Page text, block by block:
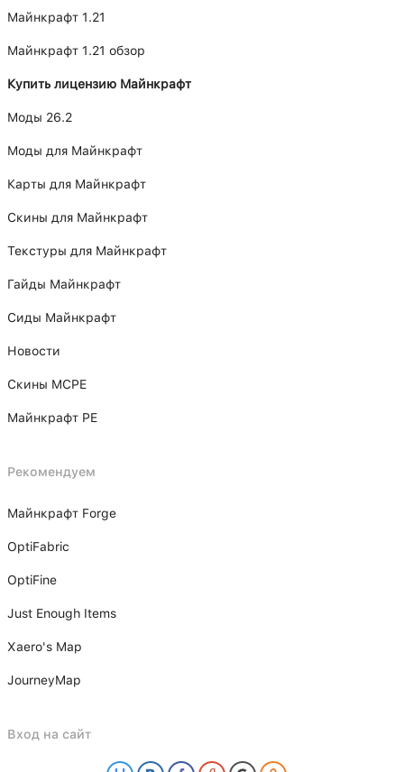
Майнкрафт 1.21
Майнкрафт 1.21 обзор
Купить лицензию Майнкрафт
Моды 26.2
Моды для Майнкрафт
Карты для Майнкрафт
Скины для Майнкрафт
Текстуры для Майнкрафт
Гайды Майнкрафт
Сиды Майнкрафт
Новости
Скины MCPE
Майнкрафт PE
Рекомендуем
Майнкрафт Forge
OptiFabric
OptiFine
Just Enough Items
Xаero's Mаp
JourneyMap
Вход на сайт